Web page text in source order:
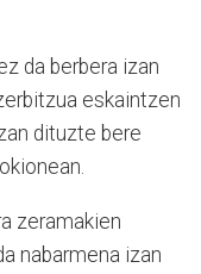
da berbera izan
eskaintzen
dituzte bere
zeramakien
nabarmena izan